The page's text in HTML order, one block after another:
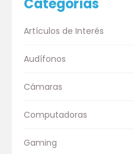
Categorías
Artículos de Interés
Audífonos
Cámaras
Computadoras
Gaming